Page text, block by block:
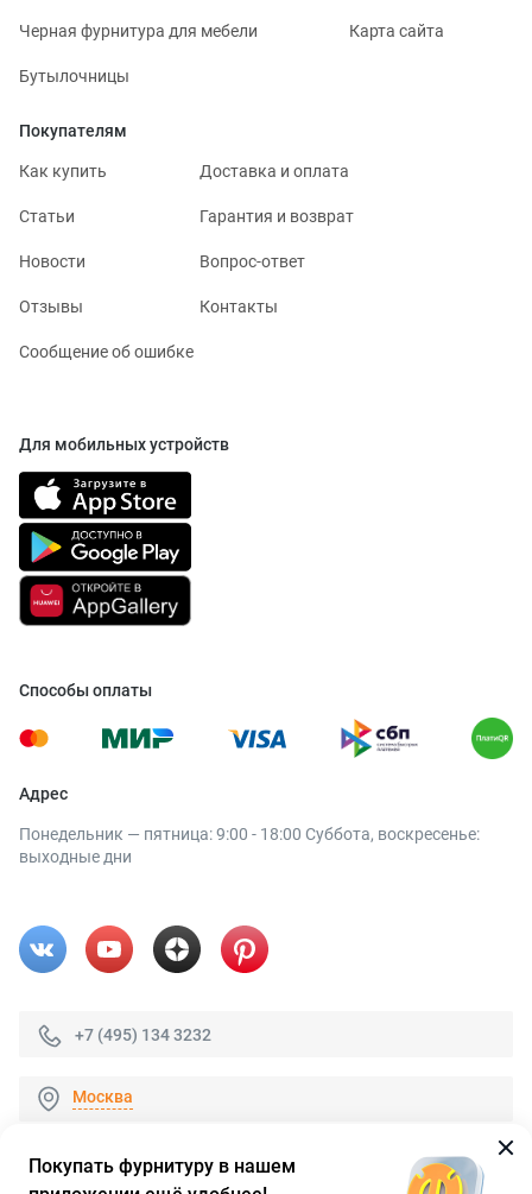
Черная фурнитура для мебели
Бутылочницы
Карта сайта
Покупателям
Как купить Доставка и оплата
Статьи Гарантия и возврат
Новости Вопрос-ответ
Отзывы Контакты
Сообщение об ошибке
Для мобильных устройств
Способы оплаты
Адрес
Понедельник — пятница: 9:00 - 18:00 Суббота, воскресенье:
выходные дни
+7 (495) 134 3232
Москва
Покупать фурнитуру в нашем